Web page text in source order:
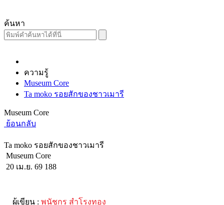
ค้นหา
ความรู้
Museum Core
Ta moko รอยสักของชาวเมารี
Museum Core
ย้อนกลับ
Ta moko รอยสักของชาวเมารี
Museum Core
20 เม.ย. 69 188
ผู้เขียน : พนัชกร สำโรงทอง